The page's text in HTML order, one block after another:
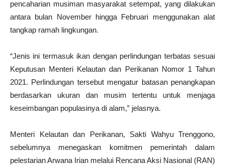
pencaharian musiman masyarakat setempat, yang dilakukan
antara bulan November hingga Februari menggunakan alat
tangkap ramah lingkungan.
“Jenis ini termasuk ikan dengan perlindungan terbatas sesuai
Keputusan Menteri Kelautan dan Perikanan Nomor 1 Tahun
2021. Perlindungan tersebut mengatur batasan penangkapan
berdasarkan ukuran dan musim tertentu untuk menjaga
keseimbangan populasinya di alam,” jelasnya.
Menteri Kelautan dan Perikanan, Sakti Wahyu Trenggono,
sebelumnya menegaskan komitmen pemerintah dalam
pelestarian Arwana Irian melalui Rencana Aksi Nasional (RAN)